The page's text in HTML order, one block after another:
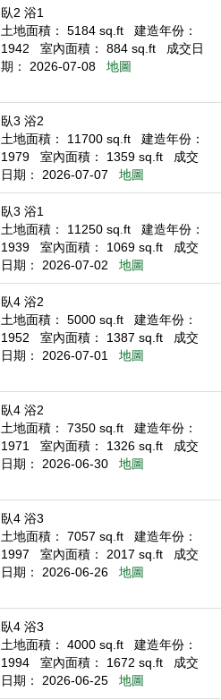
臥2 浴1
土地面積： 5184 sq.ft
建造年份：
1942
室內面積： 884 sq.ft
成交日
期： 2026-07-08
地圖
臥3 浴2
土地面積： 11700 sq.ft
建造年份：
1979
室內面積： 1359 sq.ft
成交
日期： 2026-07-07
地圖
臥3 浴1
土地面積： 11250 sq.ft
建造年份：
1939
室內面積： 1069 sq.ft
成交
日期： 2026-07-02
地圖
臥4 浴2
土地面積： 5000 sq.ft
建造年份：
1952
室內面積： 1387 sq.ft
成交
日期： 2026-07-01
地圖
臥4 浴2
土地面積： 7350 sq.ft
建造年份：
1971
室內面積： 1326 sq.ft
成交
日期： 2026-06-30
地圖
臥4 浴3
土地面積： 7057 sq.ft
建造年份：
1997
室內面積： 2017 sq.ft
成交
日期： 2026-06-26
地圖
臥4 浴3
土地面積： 4000 sq.ft
建造年份：
1994
室內面積： 1672 sq.ft
成交
日期： 2026-06-25
地圖